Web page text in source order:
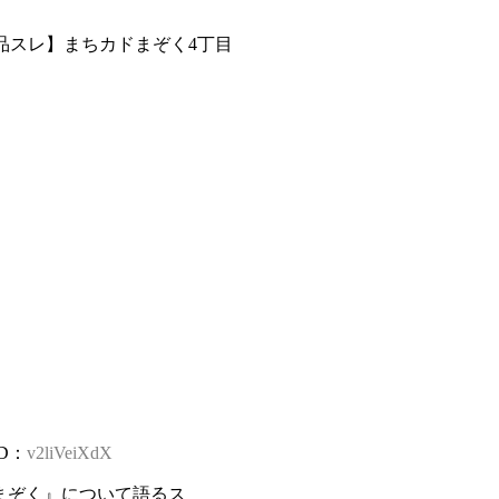
スレ】まちカドまぞく4丁目
v2liVeiXdX
く』について語るス